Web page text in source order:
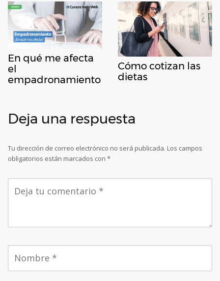
En qué me afecta
el
empadronamiento
Cómo cotizan las
dietas
Deja una respuesta
Tu dirección de correo electrónico no será publicada. Los campos
obligatorios están marcados con *